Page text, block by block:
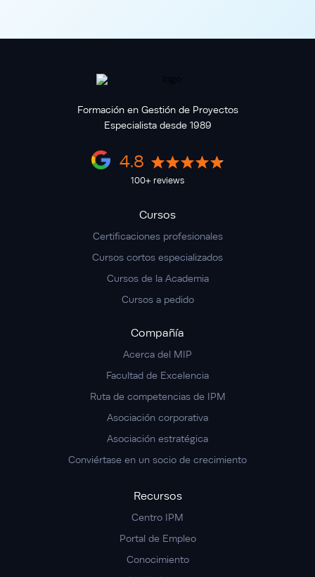
Formación en Gestión de Proyectos
Especialista desde 1989
4.8
100+ reviews
Cursos
Certificaciones profesionales
Cursos cortos especializados
Cursos de la Academia
Cursos a pedido
Compañía
Acerca del MIP
Facultad de Excelencia
Ruta de competencias de IPM
Asociación corporativa
Asociación estratégica
Conviértase en un socio de crecimiento
Recursos
Centro IPM
Portal de Empleo
Conocimiento